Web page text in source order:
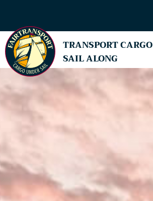
TRANSPORT CARGO
SAIL ALONG